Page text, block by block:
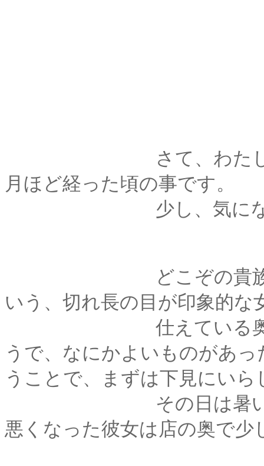
さて、わたしがふた
月ほど経った頃の事です。
少し、気になるお客
どこぞの貴族様に侍
いう、切れ長の目が印象的な
仕えている奥様が古
うで、なにかよいものがあ
うことで、まずは下見にい
その日は暑い日で、
悪くなった彼女は店の奥で